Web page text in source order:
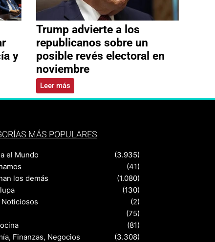
y
Trump advierte a los
republicanos sobre un
posible revés electoral en
noviembre
Leer más
MÁS POPULARES
el Mundo
(3.935)
(41)
los demás
(1.080)
(130)
(2)
(75)
(81)
Finanzas, Negocios
(3.308)